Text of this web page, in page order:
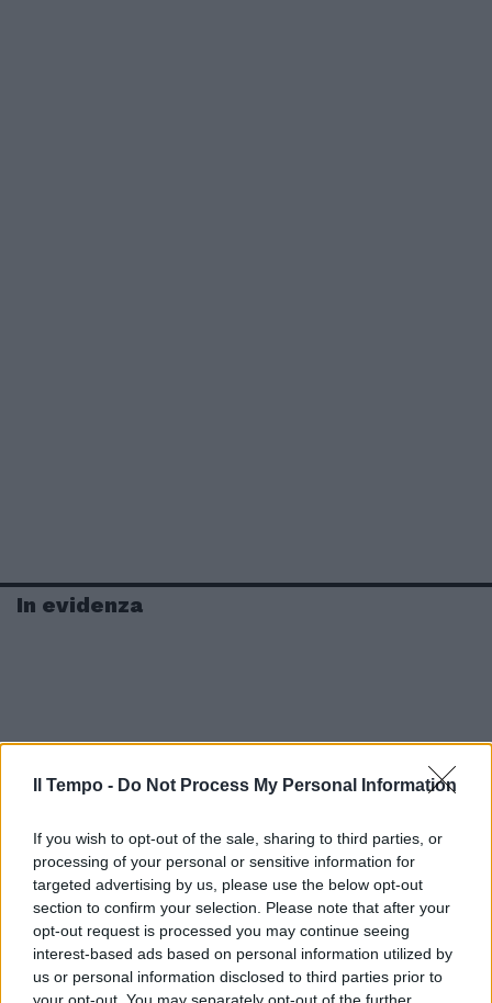
Il Tempo - Do Not Process My Personal Information
If you wish to opt-out of the sale, sharing to third parties, or
processing of your personal or sensitive information for
targeted advertising by us, please use the below opt-out
section to confirm your selection. Please note that after your
opt-out request is processed you may continue seeing
interest-based ads based on personal information utilized by
us or personal information disclosed to third parties prior to
your opt-out. You may separately opt-out of the further
In evidenza